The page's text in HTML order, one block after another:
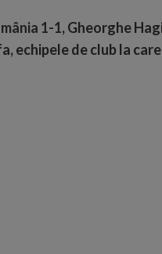
1-1, Gheorghe
echipele de club la